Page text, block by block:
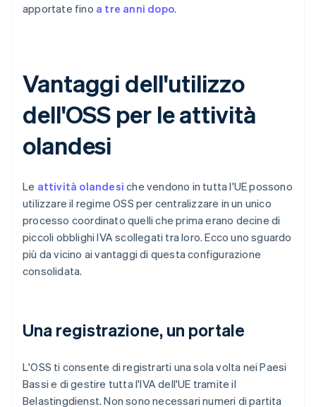
apportate fino a tre anni dopo.
Vantaggi dell'utilizzo
dell'OSS per le attività
olandesi
Le attività olandesi che vendono in tutta l'UE possono
utilizzare il regime OSS per centralizzare in un unico
processo coordinato quelli che prima erano decine di
piccoli obblighi IVA scollegati tra loro. Ecco uno sguardo
più da vicino ai vantaggi di questa configurazione
consolidata.
Una registrazione, un portale
L'OSS ti consente di registrarti una sola volta nei Paesi
Bassi e di gestire tutta l'IVA dell'UE tramite il
Belastingdienst. Non sono necessari numeri di partita